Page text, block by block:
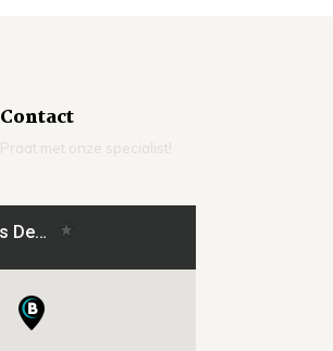
Contact
Praat met onze specialist!